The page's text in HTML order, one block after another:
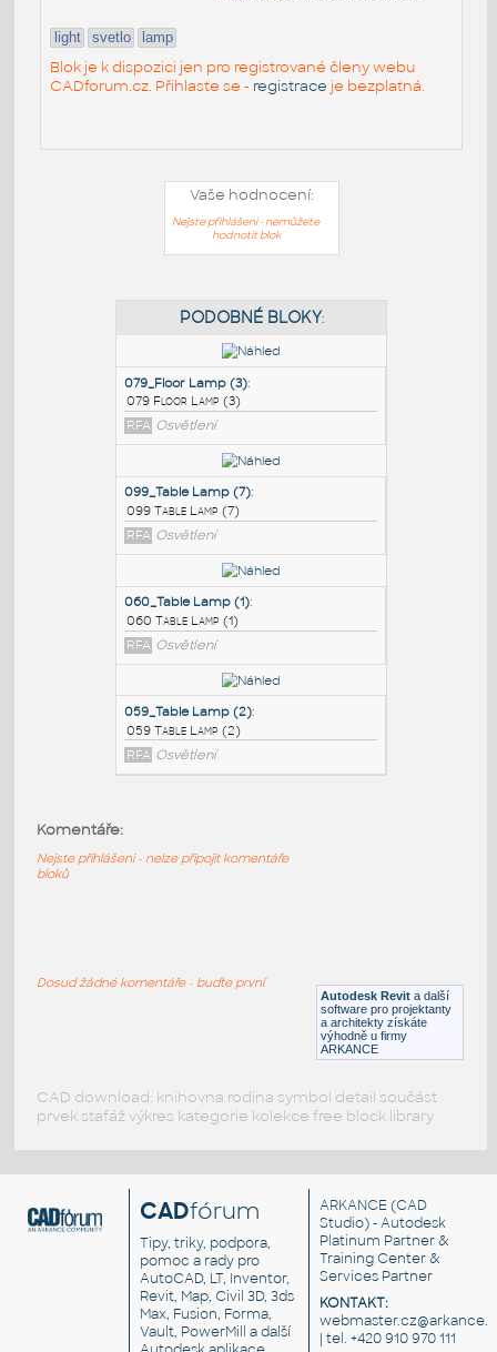
light svetlo lamp
Blok je k dispozici jen pro registrované členy webu
CADforum.cz. Přihlaste se - registrace je bezplatná.
Vaše hodnocení:
Nejste přihlášeni - nemůžete
hodnotit blok
PODOBNÉ BLOKY
079_Floor Lamp (3)
079 Floor Lamp (3)
RFA Osvětlení
099_Table Lamp (7):
099 Table Lamp (7)
RFA Osvětlení
Osvětlení
Autodesk Revit a další
software pro projektanty
a architekty získáte
výhodně u firmy
ARKANCE
Komentáře:
Nejste přihlášeni - nelze připojit komentáře
bloků
Dosud žádné komentáře - buďte první
CAD download: knihovna rodina symbol detail součást
prvek stafáž výkres kategorie kolekce free block library
CADfórum
Tipy, triky, podpora,
pomoc a rady pro
AutoCAD, LT, Inventor,
Revit, Map, Civil 3D, 3ds
Max, Fusion, Forma,
Vault, PowerMill a další
ARKANCE (CAD
Studio) - Autodesk
Platinum Partner &
Training Center &
Services Partner
KONTAKT:
| tel. +420 910 970 111